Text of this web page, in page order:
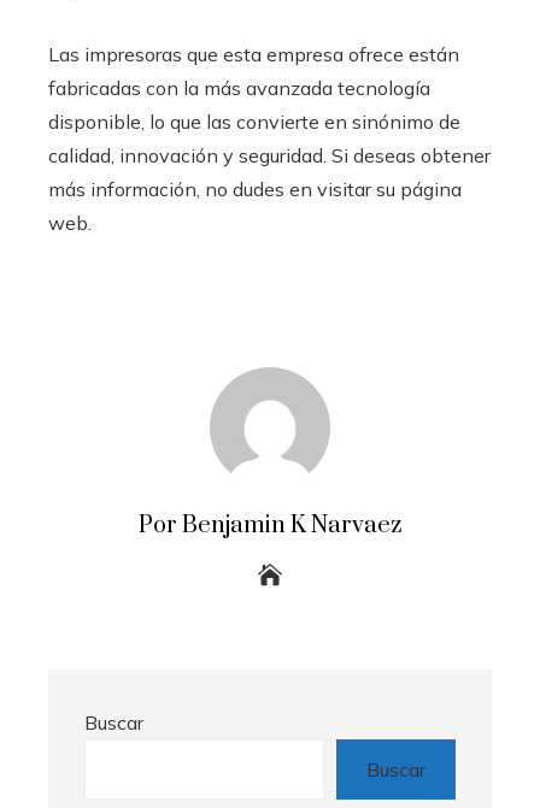
Las impresoras que esta empresa ofrece están
fabricadas con la más avanzada tecnología
disponible, lo que las convierte en sinónimo de
calidad, innovación y seguridad. Si deseas obtener
más información, no dudes en visitar su página
web.
Por Benjamin K Narvaez
Buscar
Buscar